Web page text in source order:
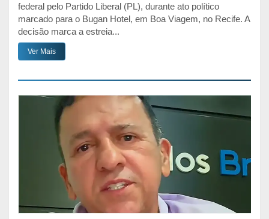
federal pelo Partido Liberal (PL), durante ato político
marcado para o Bugan Hotel, em Boa Viagem, no Recife. A
decisão marca a estreia...
Ver Mais